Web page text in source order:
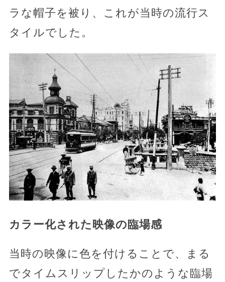
ラな帽子を被り、これが当時の流行ス
タイルでした。
カラー化された映像の臨場感
当時の映像に色を付けることで、まる
でタイムスリップしたかのような臨場